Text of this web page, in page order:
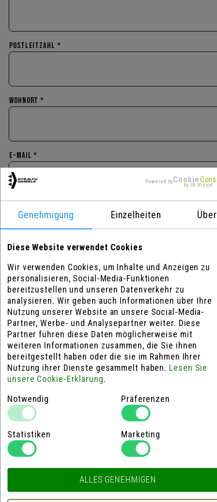
Postleitzahl *
Wohnort *
E-Mail *
Telefon
Bildmaterial
(.jpg, zusammen max 6 MB)
Datei
auswählen
Datei
auswählen
Datei
auswählen
Datei
Datei
Powered byCookie
by IB-Vision
Genehmigung Einzelheiten Über
Diese Website verwendet Cookies
Wir verwenden Cookies, um Inhalte und Anzeigen zu
personalisieren, Social-Media-Funktionen
bereitzustellen und unseren Datenverkehr zu
analysieren. Wir geben auch Informationen über Ihre
Nutzung unserer Website an unsere Social-Media-
Partner, Werbe- und Analysepartner weiter. Diese
Partner führen diese Daten möglicherweise mit
weiteren Informationen zusammen, die Sie ihnen
bereitgestellt haben oder die sie im Rahmen Ihrer
Nutzung ihrer Dienste gesammelt haben. Lesen Sie
unsere Cookie-Erklärung.
Notwendig Präferenzen
Statistiken Marketing
ALLES GENEHMIGEN